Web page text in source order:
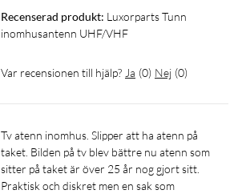
Recenserad produkt: Luxorparts Tunn
inomhusantenn UHF/VHF
Var recensionen till hjälp? Ja (0) Nej (0)
Tv atenn inomhus. Slipper att ha atenn på
taket. Bilden på tv blev bättre nu atenn som
sitter på taket är över 25 år nog gjort sitt.
Praktisk och diskret men en sak som